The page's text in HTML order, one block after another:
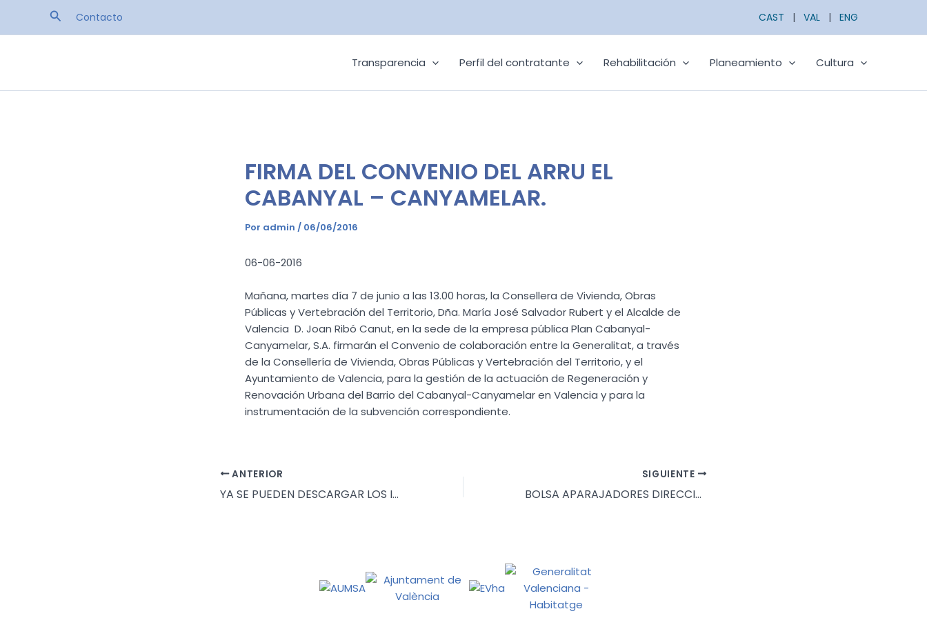
BuscarContacto CAST | VAL | ENG
Transparencia Perfil del contratante Rehabilitación Planeamiento Cultura
FIRMA DEL CONVENIO DEL ARRU EL
CABANYAL – CANYAMELAR.
Por admin / 06/06/2016
06-06-2016
Mañana, martes día 7 de junio a las 13.00 horas, la Consellera de Vivienda, Obras
Públicas y Vertebración del Territorio, Dña. María José Salvador Rubert y el Alcalde de
Valencia D. Joan Ribó Canut, en la sede de la empresa pública Plan Cabanyal-
Canyamelar, S.A. firmarán el Convenio de colaboración entre la Generalitat, a través
de la Consellería de Vivienda, Obras Públicas y Vertebración del Territorio, y el
Ayuntamiento de Valencia, para la gestión de la actuación de Regeneración y
Renovación Urbana del Barrio del Cabanyal-Canyamelar en Valencia y para la
instrumentación de la subvención correspondiente.
ANTERIOR
YA SE PUEDEN DESCARGAR LOS IMPRESOS PARA LA SOLICITUD DE AYUDAS DE REHABILITACIÓN Y DE REEDIFICACIÓN
SIGUIENTE
BOLSA APARAJADORES DIRECCIÓN EJECUCIÓN DE OBRA